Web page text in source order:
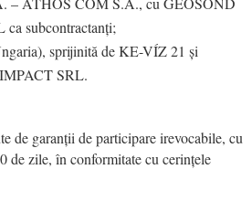
subcontractanți;
sprijinită de KE-VÍZ 21 și
SRL.
de garanții de participare irevocabile, cu
de zile, în conformitate cu cerințele